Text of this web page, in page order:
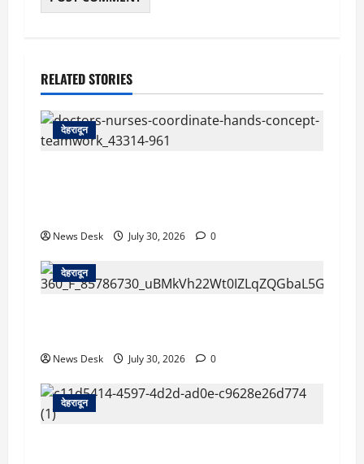
RELATED STORIES
देहरादून
News Desk July 30, 2026 0
देहरादून
News Desk July 30, 2026 0
देहरादून